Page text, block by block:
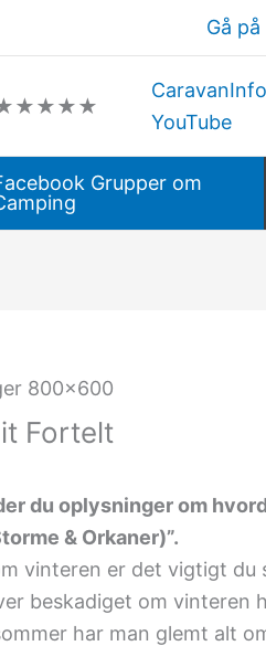
Gå
★★★★
YouTube
Grupper om
Fortelt
du oplysninger om
& Orkaner)”.
vinteren er det vigtigt
beskadiget om
har man glemt alt